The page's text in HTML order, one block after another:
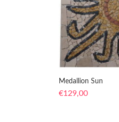
Medallion Sun
€129,00